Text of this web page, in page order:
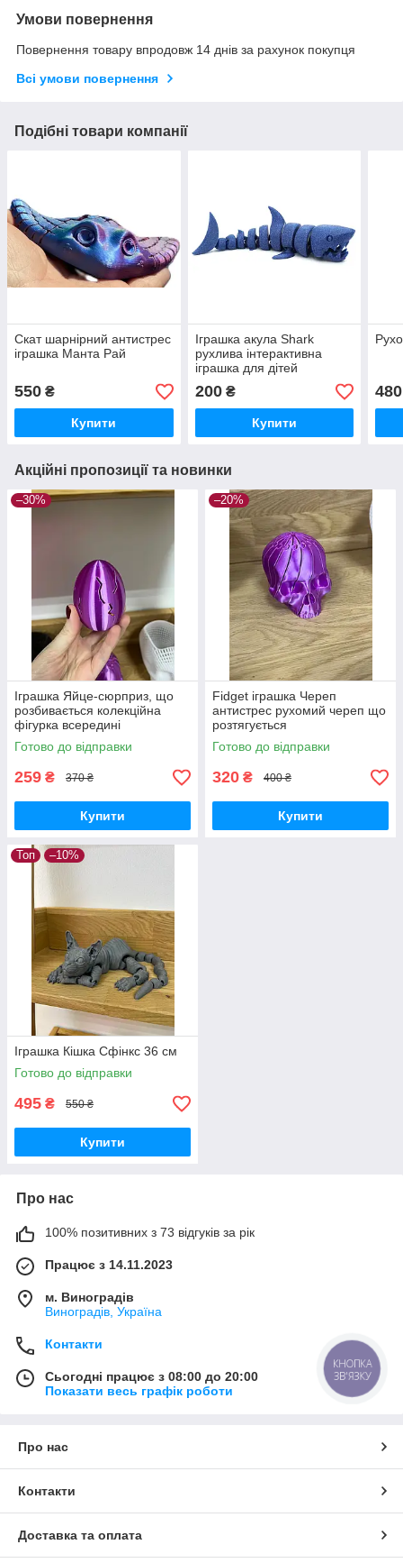
Умови повернення
Повернення товару впродовж 14 днів за рахунок покупця
Всі умови повернення
Подібні товари компанії
Скат шарнірний антистрес
іграшка Манта Рай
550 ₴
Купити
Іграшка акула Shark
рухлива інтерактивна
іграшка для дітей
200₴
Купити
480
Акційні пропозиції та новинки
–30%
Іграшка Яйце-сюрприз, що
розбивається колекційна
фігурка всередині
Готово до відправки
259 ₴ 370 ₴
Купити
–20%
Fidget іграшка Череп
антистрес рухомий череп що
розтягується
Готово до відправки
320 ₴ 400 ₴
Купити
Топ –10%
Іграшка Кішка Сфінкс 36 см
Готово до відправки
495 ₴ 550 ₴
Купити
Про нас
100% позитивних з 73 відгуків за рік
Працює з 14.11.2023
м. Виноградів
Виноградів, Україна
Контакти
Сьогодні працює з 08:00 до 20:00
Показати весь графік роботи
Про нас
Контакти
Доставка та оплата
КНОПКА
ЗВ'ЯЗКУ